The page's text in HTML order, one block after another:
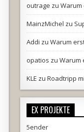
outrage zu Warum
MainzMichel zu
Addi zu Warum
opatios zu Warum
KLE zu Roadtripp
EX PROJEKTE
5ender